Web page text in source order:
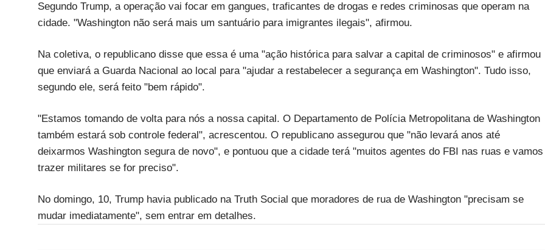
Segundo Trump, a operação vai focar em gangues, traficantes de drogas e redes criminosas que operam na
cidade. "Washington não será mais um santuário para imigrantes ilegais", afirmou.
Na coletiva, o republicano disse que essa é uma "ação histórica para salvar a capital de criminosos" e afirmou
que enviará a Guarda Nacional ao local para "ajudar a restabelecer a segurança em Washington". Tudo isso,
segundo ele, será feito "bem rápido".
"Estamos tomando de volta para nós a nossa capital. O Departamento de Polícia Metropolitana de Washington
também estará sob controle federal", acrescentou. O republicano assegurou que "não levará anos até
deixarmos Washington segura de novo", e pontuou que a cidade terá "muitos agentes do FBI nas ruas e vamos
trazer militares se for preciso".
No domingo, 10, Trump havia publicado na Truth Social que moradores de rua de Washington "precisam se
mudar imediatamente", sem entrar em detalhes.